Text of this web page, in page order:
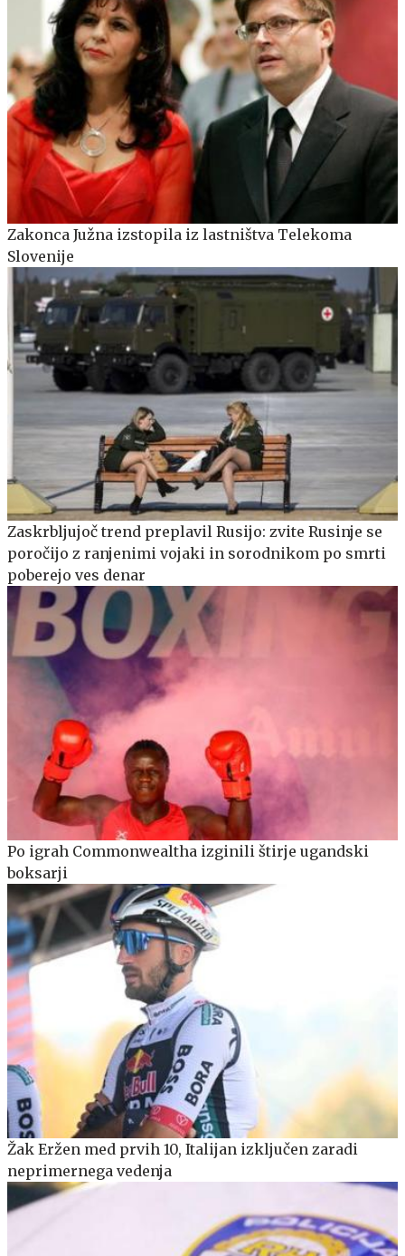
Zakonca Južna izstopila iz lastništva Telekoma
Slovenije
Zaskrbljujoč trend preplavil Rusijo: zvite Rusinje se
poročijo z ranjenimi vojaki in sorodnikom po smrti
poberejo ves denar
Po igrah Commonwealtha izginili štirje ugandski
boksarji
Žak Eržen med prvih 10, Italijan izključen zaradi
neprimernega vedenja